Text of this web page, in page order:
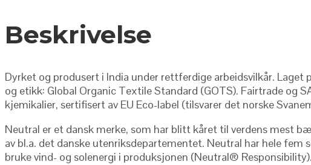
Beskrivelse
Dyrket og produsert i India under rettferdige arbeidsvilkår.
og etikk: Global Organic Textile Standard (GOTS). Fairtrade
kjemikalier, sertifisert av EU Eco-label (tilsvarer det norske
Neutral er et dansk merke, som har blitt kåret til verdens mest
av bl.a. det danske utenriksdepartementet. Neutral har hele
bruke vind- og solenergi i produksjonen (Neutral® Responsibility).